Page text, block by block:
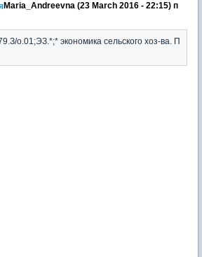
Maria_Andreevna (23 March 2016 - 22:15) п
о.01;ЭЗ.*;* экономика сельского хоз-ва. П